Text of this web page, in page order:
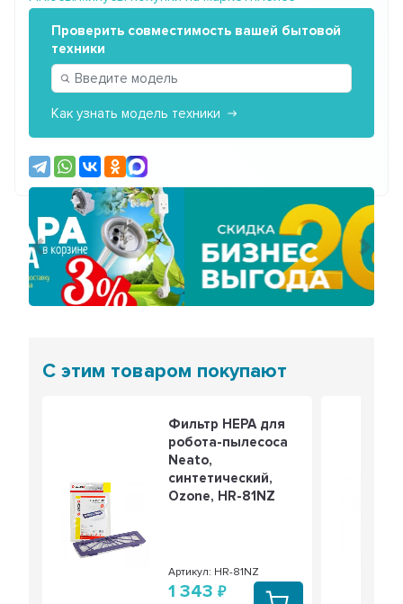
Проверить совместимость вашей бытовой
техники
Как узнать модель техники
Предыдущий
С этим товаром покупают
Фильтр HEPA для
робота-пылесоса
Neato,
синтетический,
Ozone, HR-81NZ
Артикул: HR-81NZ
1 343